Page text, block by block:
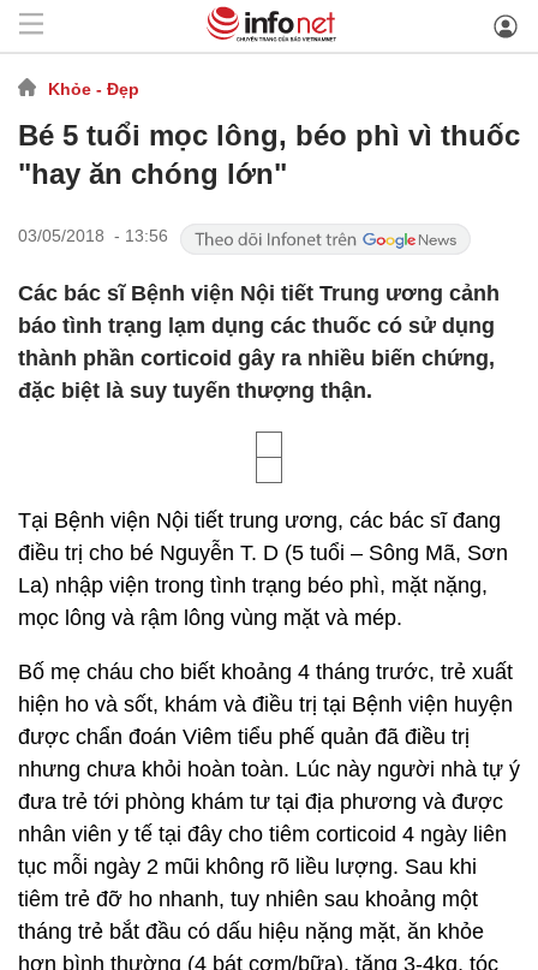
Khỏe - Đẹp
Bé 5 tuổi mọc lông, béo phì vì thuốc
"hay ăn chóng lớn"
03/05/2018 - 13:56
Các bác sĩ Bệnh viện Nội tiết Trung ương cảnh
báo tình trạng lạm dụng các thuốc có sử dụng
thành phần corticoid gây ra nhiều biến chứng,
đặc biệt là suy tuyến thượng thận.
Tại Bệnh viện Nội tiết trung ương, các bác sĩ đang
điều trị cho bé Nguyễn T. D (5 tuổi – Sông Mã, Sơn
La) nhập viện trong tình trạng béo phì, mặt nặng,
mọc lông và rậm lông vùng mặt và mép.
Bố mẹ cháu cho biết khoảng 4 tháng trước, trẻ xuất
hiện ho và sốt, khám và điều trị tại Bệnh viện huyện
được chẩn đoán Viêm tiểu phế quản đã điều trị
nhưng chưa khỏi hoàn toàn. Lúc này người nhà tự ý
đưa trẻ tới phòng khám tư tại địa phương và được
nhân viên y tế tại đây cho tiêm corticoid 4 ngày liên
tục mỗi ngày 2 mũi không rõ liều lượng. Sau khi
tiêm trẻ đỡ ho nhanh, tuy nhiên sau khoảng một
tháng trẻ bắt đầu có dấu hiệu nặng mặt, ăn khỏe
hơn bình thường (4 bát cơm/bữa), tăng 3-4kg, tóc